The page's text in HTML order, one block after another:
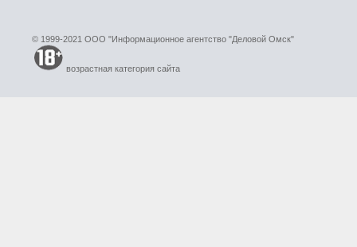
© 1999-2021 ООО "Информационное агентство "Деловой Омск"
возрастная категория сайта